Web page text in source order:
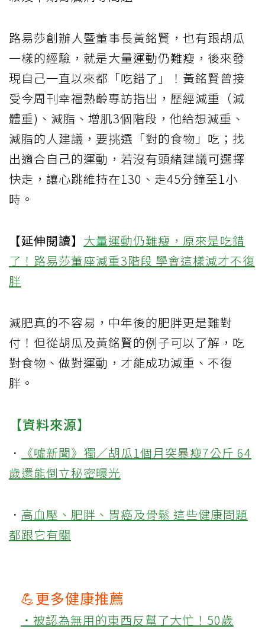
路易莎創辦人暨董事長黃銘賢，也有跟胡瓜
一樣的經驗，就是大量運動仍難瘦，後來發
現自己一直以來都「吃錯了」！黃銘賢曾接
受今周刊幸福熟齡專訪指出，歷經減重（減
體重)、減脂、增肌3個階段，他給想減重、
減脂的人建議，要挑選「對的食物」吃；找
出適合自己的運動，若沒有頭緒建議可選擇
快走，讓心跳維持在130、走45分鐘至1小
時。
【延伸閱讀】 大量運動仍難瘦，原來是吃錯
了！路易莎董座減重3階段 學會這樣減才不復
胖
減肥真的不容易，中年後的肥胖更是難對
付！但從胡瓜及黃銘賢的例子可以了解，吃
對食物、做對運動，才能成功減重、不復
胖。
【資料來源】
．
《噓新聞》獨／胡瓜1個月突暴瘦7公斤 64
歲還能倒立秘密曝光
． 高血壓、肥胖、胃癌及骨鬆 這些健康問題
都跟它有關
💪更多健康推薦
‧被認為無用的東西反幫了大忙！50歲